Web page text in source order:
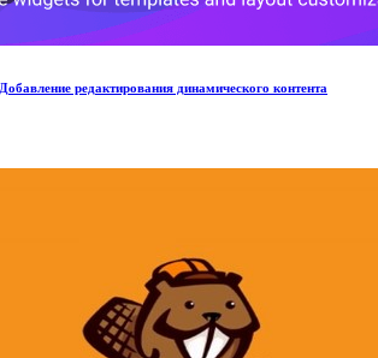
редактирования динамического контента